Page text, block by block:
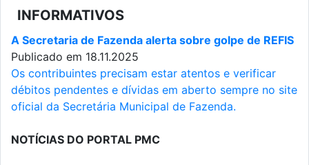
INFORMATIVOS
A Secretaria de Fazenda alerta sobre golpe de REFIS
Publicado em 18.11.2025
Os contribuintes precisam estar atentos e verificar
débitos pendentes e dívidas em aberto sempre no site
oficial da Secretária Municipal de Fazenda.
NOTÍCIAS DO PORTAL PMC